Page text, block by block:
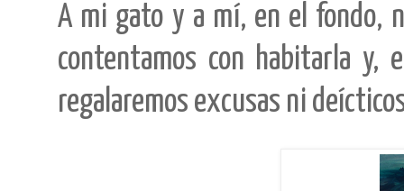
A mi gato y a mí, en el fondo,
contentamos con habitarla y,
regalaremos excusas ni